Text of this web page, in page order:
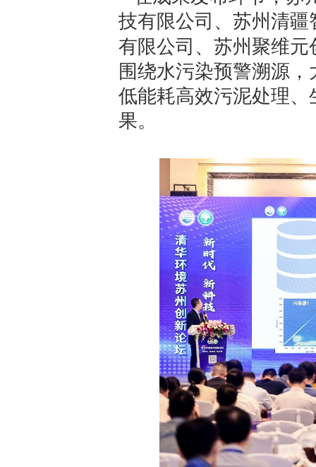
技有限公司、苏州清
有限公司、苏州聚维
围绕水污染预警溯源
低能耗高效污泥处理
果。